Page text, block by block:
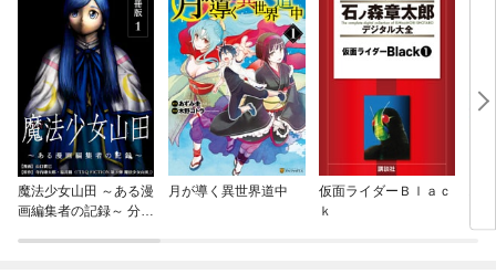
魔法少女山田 ～ある漫
画編集者の記録～ 分冊
月が導く異世界道中
仮面ライダーＢｌａｃ
ｋ